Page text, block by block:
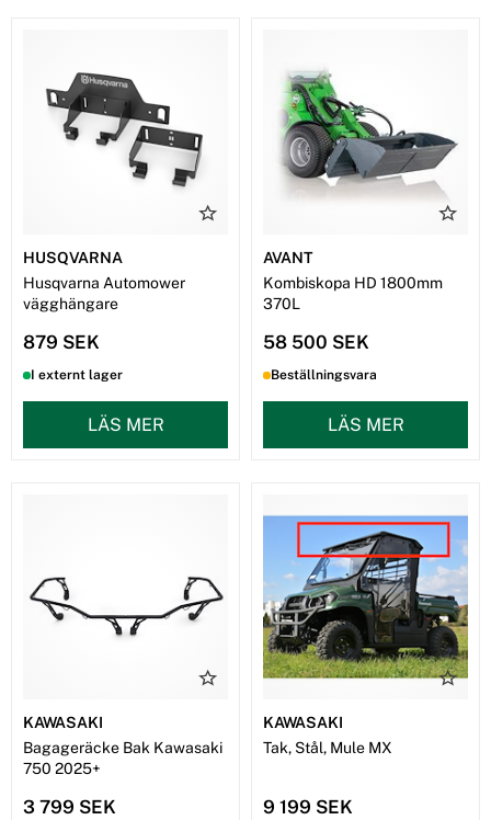
HUSQVARNA
Husqvarna Automower
vägghängare
879 SEK
I externt lager
LÄS MER
AVANT
Kombiskopa HD 1800mm
370L
58 500 SEK
Beställningsvara
LÄS MER
KAWASAKI
Bagageräcke Bak Kawasaki
750 2025+
3 799 SEK
KAWASAKI
Tak, Stål, Mule MX
9 199 SEK